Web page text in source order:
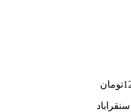
سنقراباد